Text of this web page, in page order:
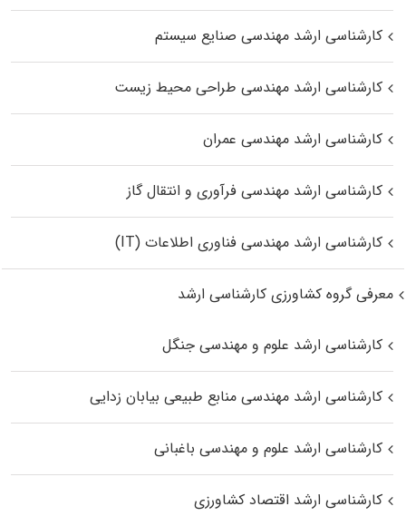
کارشناسی ارشد مهندسی صنایع سیستم
کارشناسی ارشد مهندسی طراحی محیط زیست
کارشناسی ارشد مهندسی عمران
کارشناسی ارشد مهندسی فرآوری و انتقال گاز
کارشناسی ارشد مهندسی فناوری اطلاعات (IT)
معرفی گروه کشاورزی کارشناسی ارشد
کارشناسی ارشد علوم و مهندسی جنگل
کارشناسی ارشد مهندسی منابع طبیعی بیابان زدایی
کارشناسی ارشد علوم و مهندسی باغبانی
کارشناسی ارشد اقتصاد کشاورزی